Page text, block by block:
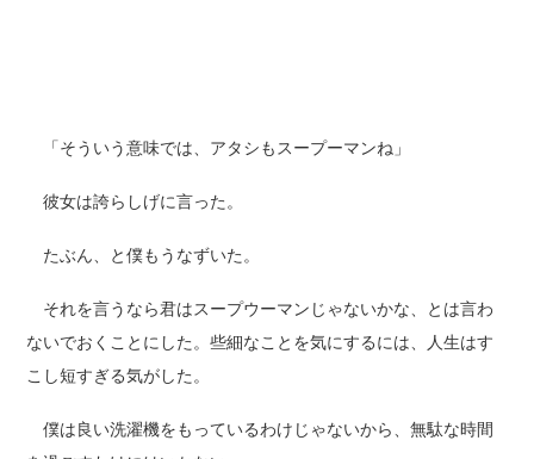
「そういう意味では、アタシもスープーマンね」
彼女は誇らしげに言った。
たぶん、と僕もうなずいた。
それを言うなら君はスープウーマンじゃないかな、とは言わ
ないでおくことにした。些細なことを気にするには、人生はす
こし短すぎる気がした。
僕は良い洗濯機をもっているわけじゃないから、無駄な時間